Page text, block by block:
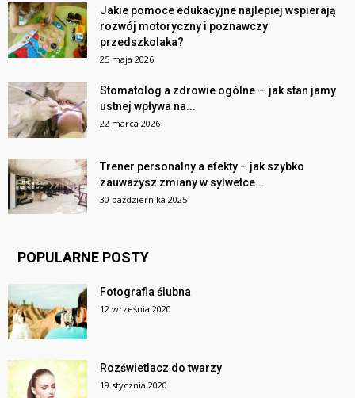
Jakie pomoce edukacyjne najlepiej wspierają
rozwój motoryczny i poznawczy
przedszkolaka?
25 maja 2026
Stomatolog a zdrowie ogólne — jak stan jamy
ustnej wpływa na...
22 marca 2026
Trener personalny a efekty – jak szybko
zauważysz zmiany w sylwetce...
30 października 2025
POPULARNE POSTY
Fotografia ślubna
12 września 2020
Rozświetlacz do twarzy
19 stycznia 2020